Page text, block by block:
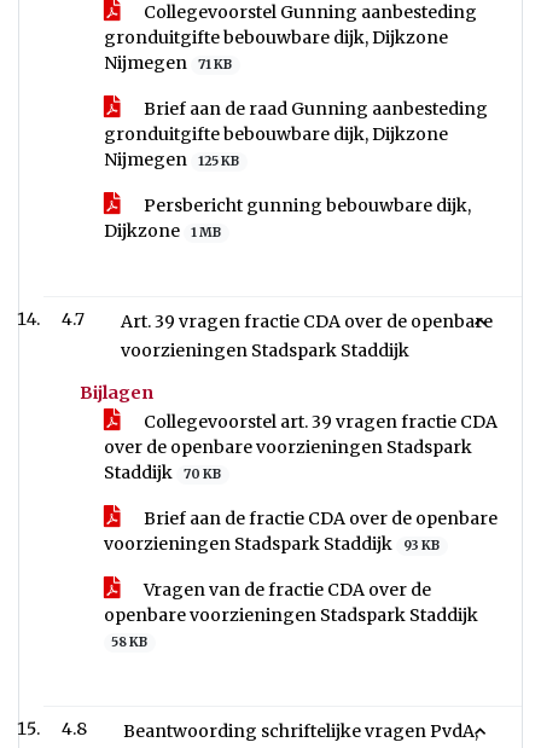
Collegevoorstel Gunning aanbesteding
gronduitgifte bebouwbare dijk, Dijkzone
Nijmegen
71 KB
Brief aan de raad Gunning aanbesteding
gronduitgifte bebouwbare dijk, Dijkzone
Nijmegen
125 KB
Persbericht gunning bebouwbare dijk,
Dijkzone
1 MB
4.7
Art. 39 vragen fractie CDA over de openbare
voorzieningen Stadspark Staddijk
Bijlagen
Collegevoorstel art. 39 vragen fractie CDA
over de openbare voorzieningen Stadspark
Staddijk
70 KB
Brief aan de fractie CDA over de openbare
voorzieningen Stadspark Staddijk
93 KB
Vragen van de fractie CDA over de
openbare voorzieningen Stadspark Staddijk
58 KB
4.8
Beantwoording schriftelijke vragen PvdA,